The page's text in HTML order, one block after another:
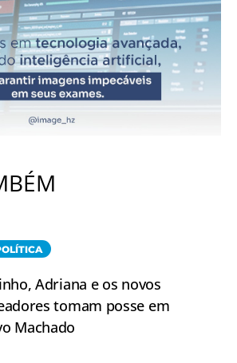
Adriana e os novos
tomam posse em
Machado